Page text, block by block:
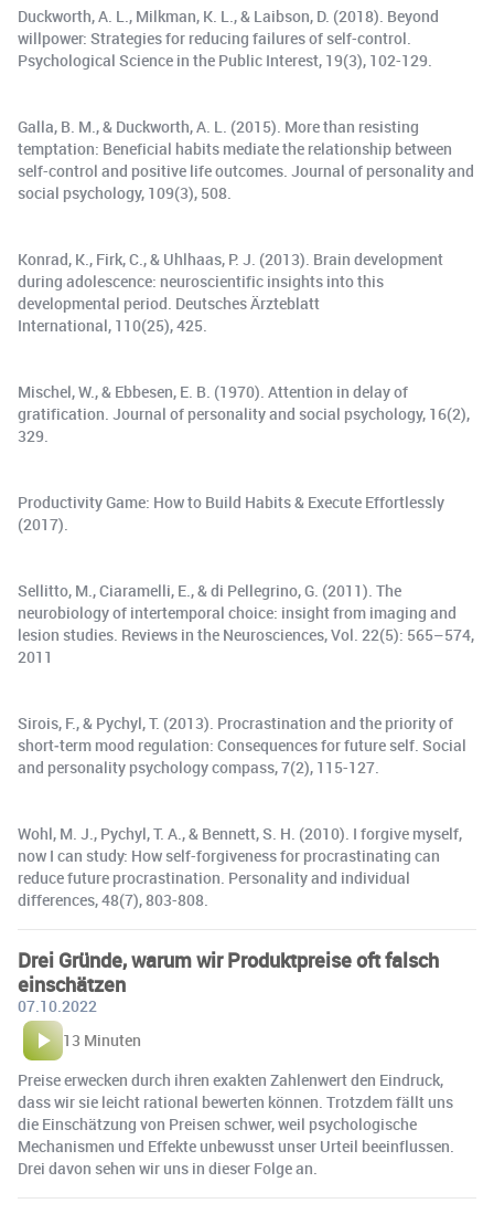
Duckworth, A. L., Milkman, K. L., & Laibson, D. (2018). Beyond
willpower: Strategies for reducing failures of self-control.
Psychological Science in the Public Interest, 19(3), 102-129.
Galla, B. M., & Duckworth, A. L. (2015). More than resisting
temptation: Beneficial habits mediate the relationship between
self-control and positive life outcomes. Journal of personality and
social psychology, 109(3), 508.
Konrad, K., Firk, C., & Uhlhaas, P. J. (2013). Brain development
during adolescence: neuroscientific insights into this
developmental period. Deutsches Ärzteblatt
International, 110(25), 425.
Mischel, W., & Ebbesen, E. B. (1970). Attention in delay of
gratification. Journal of personality and social psychology, 16(2),
329.
Productivity Game: How to Build Habits & Execute Effortlessly
(2017).
Sellitto, M., Ciaramelli, E., & di Pellegrino, G. (2011). The
neurobiology of intertemporal choice: insight from imaging and
lesion studies. Reviews in the Neurosciences, Vol. 22(5): 565–574,
2011
Sirois, F., & Pychyl, T. (2013). Procrastination and the priority of
short‐term mood regulation: Consequences for future self. Social
and personality psychology compass, 7(2), 115-127.
Wohl, M. J., Pychyl, T. A., & Bennett, S. H. (2010). I forgive myself,
now I can study: How self-forgiveness for procrastinating can
reduce future procrastination. Personality and individual
differences, 48(7), 803-808.
Drei Gründe, warum wir Produktpreise oft falsch
einschätzen
07.10.2022
13 Minuten
Preise erwecken durch ihren exakten Zahlenwert den Eindruck,
dass wir sie leicht rational bewerten können. Trotzdem fällt uns
die Einschätzung von Preisen schwer, weil psychologische
Mechanismen und Effekte unbewusst unser Urteil beeinflussen.
Drei davon sehen wir uns in dieser Folge an.